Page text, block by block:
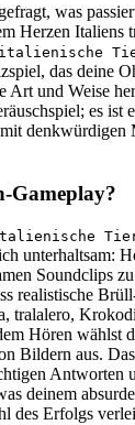
was
Herzen Italiens
italienische
das deine
Art und Weise
es ist
denkwürdigen
Gameplay?
unterhaltsam:
Soundclips
realistische
tralalero,
Hören wählst
Bildern aus.
Antworten
deinem
des Erfolgs